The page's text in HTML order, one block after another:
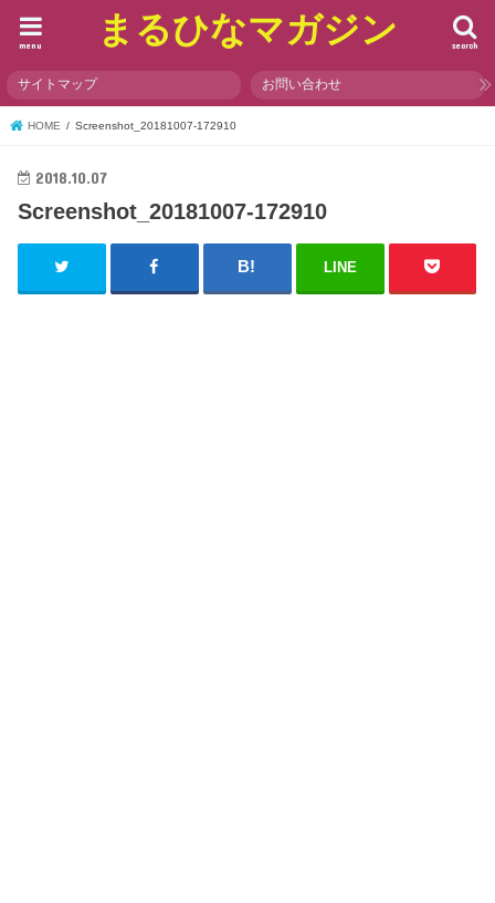
まるひなマガジン search
menu
サイトマップ お問い合わせ
HOME Screenshot_20181007-172910
2018.10.07
Screenshot_20181007-172910
LINE